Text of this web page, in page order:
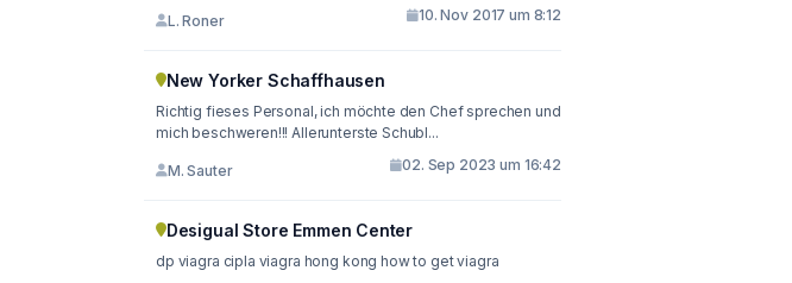
L. Roner 10. Nov 2017 um 8:12
New Yorker Schaffhausen
Richtig fieses Personal, ich möchte den Chef sprechen und
mich beschweren!!! Allerunterste Schubl...
M. Sauter 02. Sep 2023 um 16:42
Desigual Store Emmen Center
dp viagra cipla viagra hong kong how to get viagra